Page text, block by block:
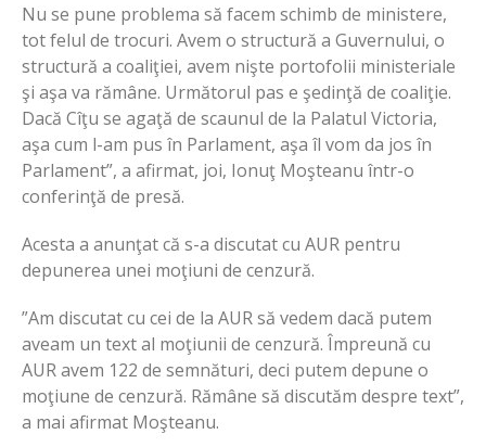
Nu se pune problema să facem schimb de ministere,
tot felul de trocuri. Avem o structură a Guvernului, o
structură a coaliţiei, avem nişte portofolii ministeriale
şi aşa va rămâne. Următorul pas e şedinţă de coaliţie.
Dacă Cîţu se agaţă de scaunul de la Palatul Victoria,
aşa cum l-am pus în Parlament, aşa îl vom da jos în
Parlament”, a afirmat, joi, Ionuţ Moşteanu într-o
conferinţă de presă.
Acesta a anunţat că s-a discutat cu AUR pentru
depunerea unei moţiuni de cenzură.
”Am discutat cu cei de la AUR să vedem dacă putem
aveam un text al moţiunii de cenzură. Împreună cu
AUR avem 122 de semnături, deci putem depune o
moţiune de cenzură. Rămâne să discutăm despre text”,
a mai afirmat Moşteanu.